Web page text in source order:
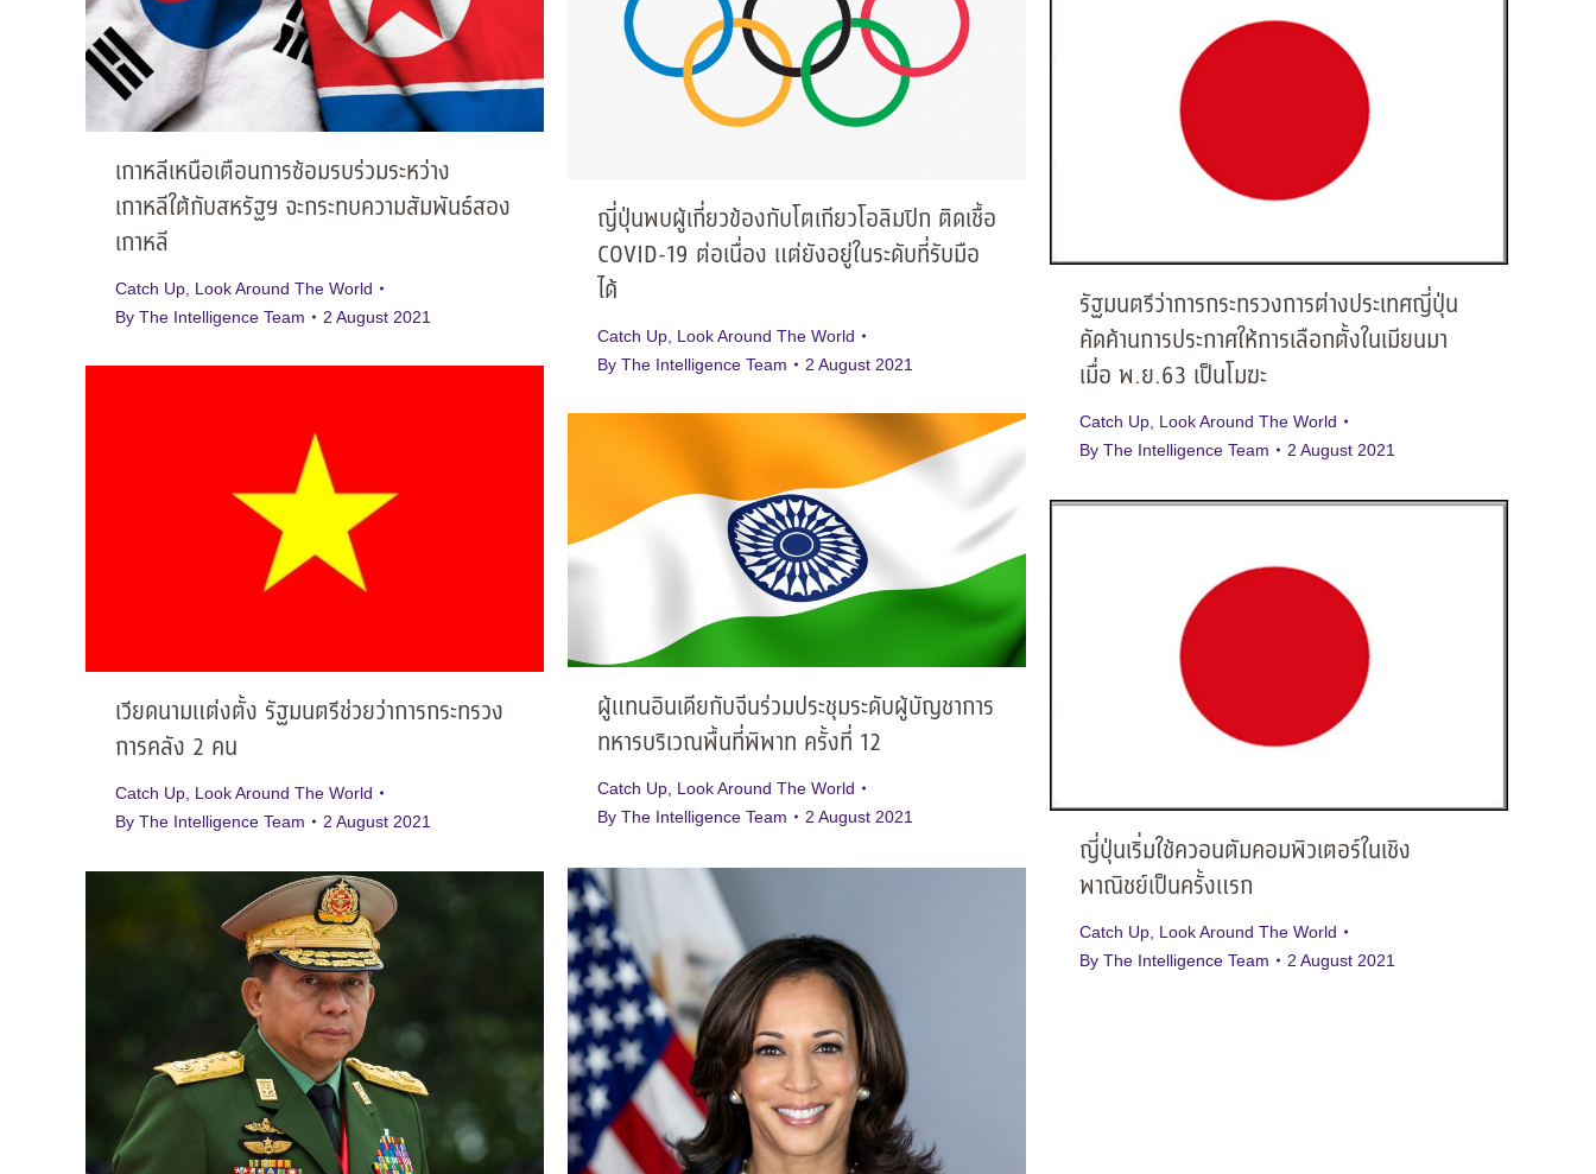
ญี่ปุ่นพบผู้เกี่ยวข้องกับโตเกียวโอลิมปิก ติดเชื้อ
COVID-19 ต่อเนื่อง แต่ยังอยู่ในระดับที่รับมือ
ได้
Catch Up Look Around The World
By The Intelligence Team 2 August 2021
เกาหลีเหนือเตือนการซ้อมรบร่วมระหว่าง
เกาหลีใต้กับสหรัฐฯ จะกระทบความสัมพันธ์สอง
เกาหลี
Catch Up Look Around The World
By The Intelligence Team 2 August 2021
รัฐมนตรีว่าการกระทรวงการต่างประเทศญี่ปุ่น
คัดค้านการประกาศให้การเลือกตั้งในเมียนมา
เมื่อ พ.ย.63 เป็นโมฆะ
Catch Up, Look Around The World
By The Intelligence Team 2 August 2021
เวียดนามแต่งตั้ง รัฐมนตรีช่วยว่าการกระทรวง
การคลัง 2 คน
Catch Up Look Around The World
By The Intelligence Team 2 August 2021
ผู้แทนอินเดียกับจีนร่วมประชุมระดับผู้บัญชาการ
ทหารบริเวณพื้นที่พิพาท ครั้งที่ 12
Catch Up, Look Around The World
By The Intelligence Team 2 August 2021
ญี่ปุ่นเริ่มใช้ควอนตัมคอมพิวเตอร์ในเชิง
พาณิชย์เป็นครั้งแรก
Catch Up, Look Around The World
By The Intelligence Team 2 August 2021